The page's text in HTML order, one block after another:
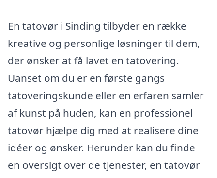
En tatovør i Sinding tilbyder en række
kreative og personlige løsninger til dem,
der ønsker at få lavet en tatovering.
Uanset om du er en første gangs
tatoveringskunde eller en erfaren samler
af kunst på huden, kan en professionel
tatovør hjælpe dig med at realisere dine
idéer og ønsker. Herunder kan du finde
en oversigt over de tjenester, en tatovør